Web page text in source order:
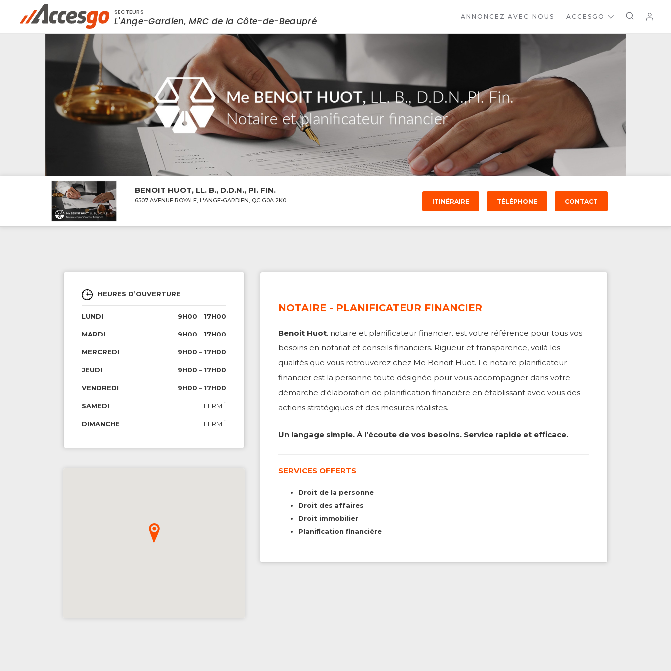
Rechercher à proximité - Entreprise / Rabais / Services
SECTEURS
L'Ange-Gardien, MRC de la Côte-de-Beaupré ANNONCEZ AVEC NOUS ACCESGO
BENOIT HUOT, LL. B., D.D.N., PI. FIN.
6507 AVENUE ROYALE, L'ANGE-GARDIEN, QC G0A 2K0 ITINÉRAIRE TÉLÉPHONE CONTACT
HEURES D’OUVERTURE
LUNDI 9H00 – 17H00
MARDI 9H00 – 17H00
MERCREDI 9H00 – 17H00
JEUDI 9H00 – 17H00
VENDREDI 9H00 – 17H00
SAMEDI FERMÉ
DIMANCHE FERMÉ
NOTAIRE - PLANIFICATEUR FINANCIER
Benoit Huot, notaire et planificateur financier, est votre référence pour tous vos
besoins en notariat et conseils financiers. Rigueur et transparence, voilà les
qualités que vous retrouverez chez Me Benoit Huot. Le notaire planificateur
financier est la personne toute désignée pour vous accompagner dans votre
démarche d'élaboration de planification financière en établissant avec vous des
actions stratégiques et des mesures réalistes.
Un langage simple. À l’écoute de vos besoins. Service rapide et efficace.
SERVICES OFFERTS
Droit de la personne
Droit des affaires
Droit immobilier
Planification financière